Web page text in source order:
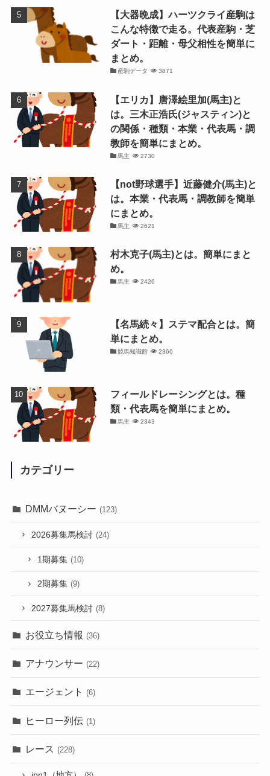
【大器晩成】ハーツクライ産駒は
こんな特徴で走る。代表産駒・芝
ダート・距離・母父相性を簡単に
まとめ。
産駒データ 3871
【エリカ】唐澤絵里加(馬主)と
は。三木正浩氏(ジャスティン)と
の関係・種類・本業・代表馬・調
教師を簡単にまとめ。
馬主 2730
【not野球選手】近藤健介(馬主)と
は。本業・代表馬・調教師を簡単
にまとめ。
馬主 2621
村木克子(馬主)とは。簡単にまと
め。
馬主 2426
【名馬続々】ステマ配合とは。簡
単にまとめ。
競馬知識館 2366
フィールドレーシングとは。種
類・代表馬を簡単にまとめ。
馬主 2343
カテゴリー
DMMバヌーシー (123)
2026募集馬検討 (24)
1期募集 (10)
2期募集 (9)
2027募集馬検討 (8)
お役立ち情報 (36)
アナウンサー (22)
エージェント (6)
ヒーロー列伝 (1)
レース (228)